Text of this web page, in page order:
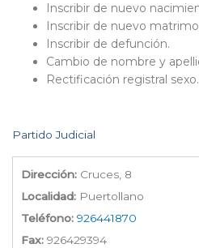
Inscribir de nuevo
Inscribir de nuevo
Inscribir de defunción.
Cambio de nombre y
Rectificación registral sexo.
Partido Judicial
Dirección: Cruces, 8
Localidad: Puertollano
Teléfono: 926441870
Fax: 926429394